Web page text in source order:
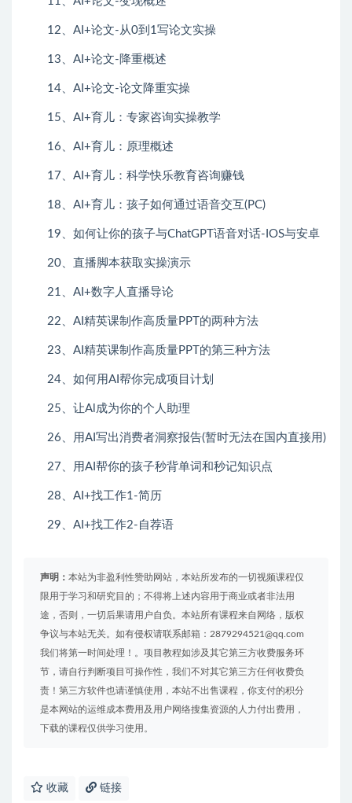
12、AI+论文-从0到1写论文实操
13、AI+论文-降重概述
14、AI+论文-论文降重实操
15、AI+育儿：专家咨询实操教学
16、AI+育儿：原理概述
17、AI+育儿：科学快乐教育咨询赚钱
18、AI+育儿：孩子如何通过语音交互(PC)
19、如何让你的孩子与ChatGPT语音对话-IOS与安卓
20、直播脚本获取实操演示
21、AI+数字人直播导论
22、AI精英课制作高质量PPT的两种方法
23、AI精英课制作高质量PPT的第三种方法
24、如何用AI帮你完成项目计划
25、让Al成为你的个人助理
26、用AI写出消费者洞察报告(暂时无法在国内直接用)
27、用AI帮你的孩子秒背单词和秒记知识点
28、AI+找工作1-简历
29、AI+找工作2-自荐语
声明： 本站为非盈利性赞助网站，本站所发布的一切视频课程仅
限用于学习和研究目的；不得将上述内容用于商业或者非法用
途，否则，一切后果请用户自负。本站所有课程来自网络，版权
争议与本站无关。如有侵权请联系邮箱：2879294521@qq.com
我们将第一时间处理！。项目教程如涉及其它第三方收费服务环
节，请自行判断项目可操作性，我们不对其它第三方任何收费负
责！第三方软件也请谨慎使用，本站不出售课程，你支付的积分
是本网站的运维成本费用及用户网络搜集资源的人力付出费用，
下载的课程仅供学习使用。
收藏 链接